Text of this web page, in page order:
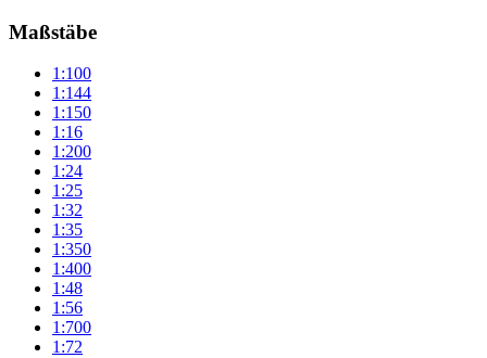
Maßstäbe
1:100
1:144
1:150
1:16
1:200
1:24
1:25
1:32
1:35
1:350
1:400
1:48
1:56
1:700
1:72